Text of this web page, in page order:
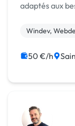
adaptés aux
Windev,
50 €/h